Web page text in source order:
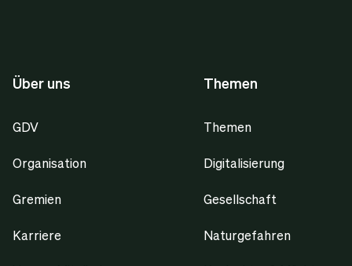
Über uns
GDV
Organisation
Gremien
Karriere
Themen
Themen
Digitalisierung
Gesellschaft
Naturgefahren